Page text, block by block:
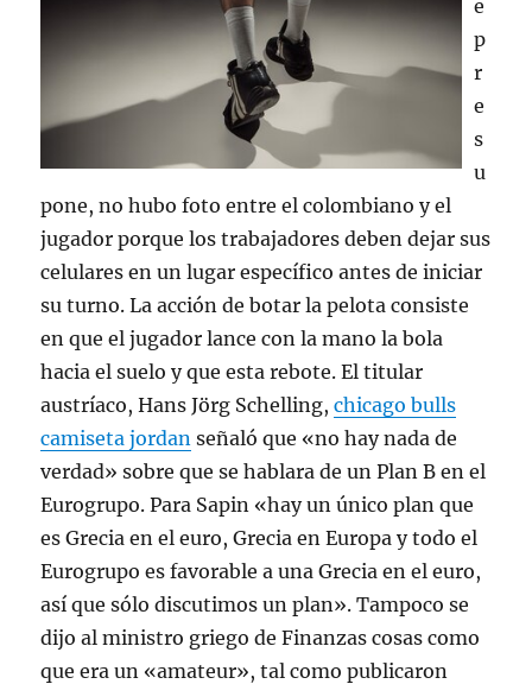
e
p
r
e
s
u
pone, no hubo foto entre el colombiano y el
jugador porque los trabajadores deben dejar sus
celulares en un lugar específico antes de iniciar
su turno. La acción de botar la pelota consiste
en que el jugador lance con la mano la bola
hacia el suelo y que esta rebote. El titular
austríaco, Hans Jörg Schelling,chicago bulls
camiseta jordan señaló que «no hay nada de
verdad» sobre que se hablara de un Plan B en el
Eurogrupo. Para Sapin «hay un único plan que
es Grecia en el euro, Grecia en Europa y todo el
Eurogrupo es favorable a una Grecia en el euro,
así que sólo discutimos un plan». Tampoco se
dijo al ministro griego de Finanzas cosas como
que era un «amateur», tal como publicaron